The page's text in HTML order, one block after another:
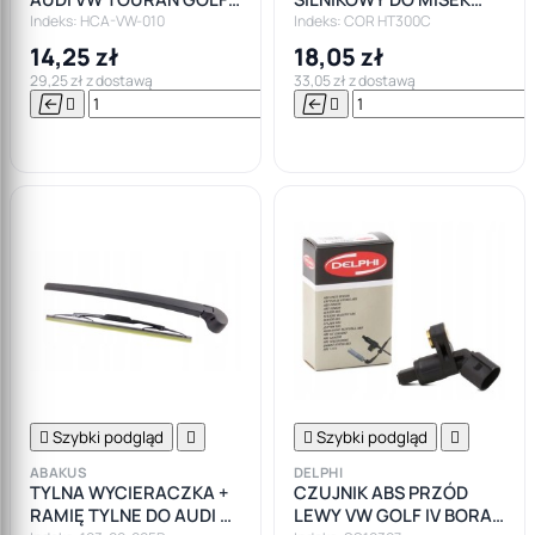
PASSAT
Indeks: HCA-VW-010
14,25 zł
29,25 zł z dostawą
  

CORTECO +300
Indeks: COR HT300C
18,05 zł
33,05 zł z dostawą
 
 Szybki podgląd 
ABAKUS
TYLNA WYCIERACZKA +
RAMIĘ TYLNE DO AUDI A3
 Szybki podgląd 
DELPHI
CZUJNIK ABS PRZÓD
LEWY VW GOLF IV BORA